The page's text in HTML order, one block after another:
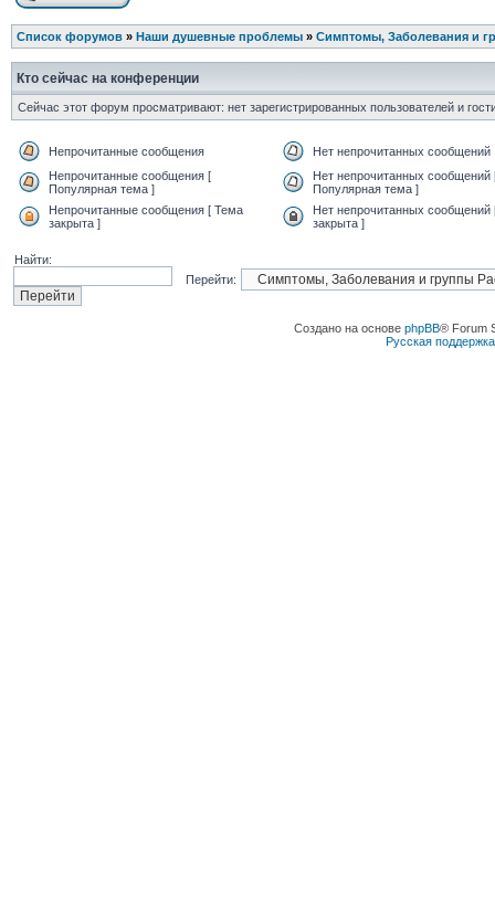
Список форумов» Наши душевные проблемы» Симптомы, Заболевания и
Кто сейчас на конференции
Сейчас этот форум просматривают: нет зарегистрированных пользователей и
Непрочитанные сообщения
Нет непрочитанных сообщений
Непрочитанные сообщения [
Популярная тема ]
Нет непрочитанных сообщений
Популярная тема ]
Непрочитанные сообщения [ Тема
закрыта ]
Нет непрочитанных сообщений
закрыта ]
Найти:
Перейти:
Создано на основе phpBB® Forum
Русская